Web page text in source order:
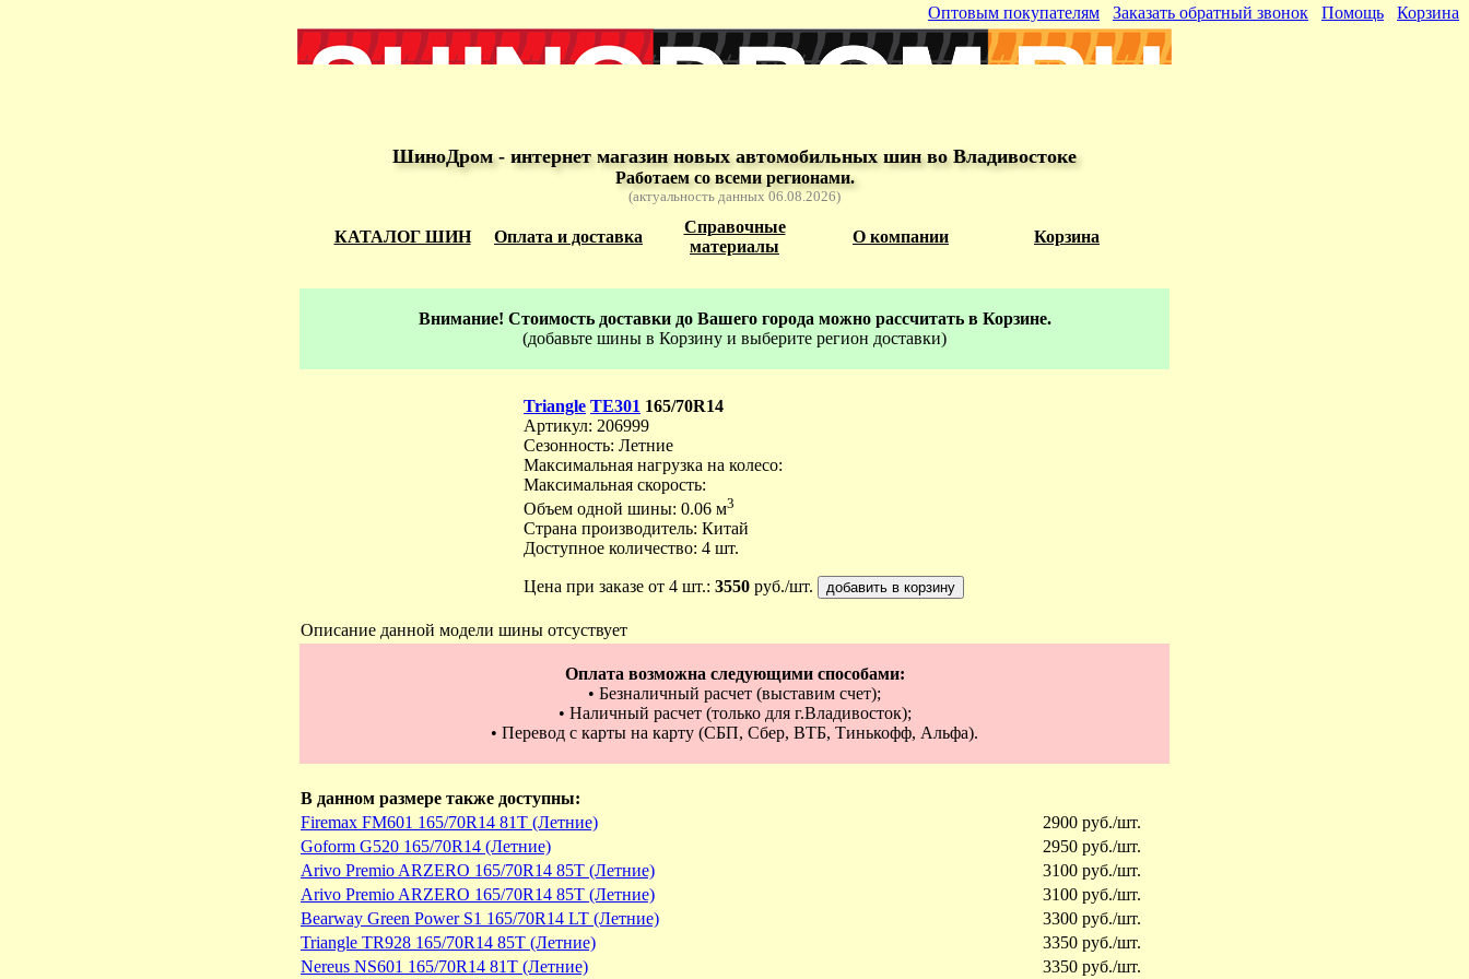
Оптовым покупателям Заказать обратный звонок Помощь Корзина
ШиноДром - интернет магазин новых автомобильных шин во Владивостоке
Работаем со всеми регионами.
(актуальность данных 06.08.2026)
КАТАЛОГ ШИН Оплата и доставка
Справочные
материалы
О компании Корзина
Внимание! Стоимость доставки до Вашего города можно рассчитать в Корзине.
(добавьте шины в Корзину и выберите регион доставки)
Triangle TE301 165/70R14
Артикул: 206999
Сезонность: Летние
Максимальная нагрузка на колесо:
Максимальная скорость:
Объем одной шины: 0.06 м3
Страна производитель: Китай
Доступное количество: 4 шт.
Цена при заказе от 4 шт.: 3550 руб./шт.
Описание данной модели шины отсуствует
Оплата возможна следующими способами:
• Безналичный расчет (выставим счет);
• Наличный расчет (только для г.Владивосток);
• Перевод с карты на карту (СБП, Сбер, ВТБ, Тинькофф, Альфа).
В данном размере также доступны:
Firemax FM601 165/70R14 81T (Летние)
2900 руб./шт.
Goform G520 165/70R14 (Летние)
2950 руб./шт.
Arivo Premio ARZERO 165/70R14 85T (Летние)
3100 руб./шт.
Arivo Premio ARZERO 165/70R14 85T (Летние)
3100 руб./шт.
Bearway Green Power S1 165/70R14 LT (Летние)
3300 руб./шт.
Triangle TR928 165/70R14 85T (Летние)
3350 руб./шт.
Nereus NS601 165/70R14 81T (Летние)
3350 руб./шт.